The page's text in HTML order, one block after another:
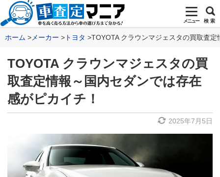
メニュー 検 索
ホーム メーカー トヨタ TOYOTA クラウンマジェスタの買取査
TOYOTA クラウンマジェスタの買
取査定情報～国内セダンでは存在
感がピカイチ！
2025年7月5日